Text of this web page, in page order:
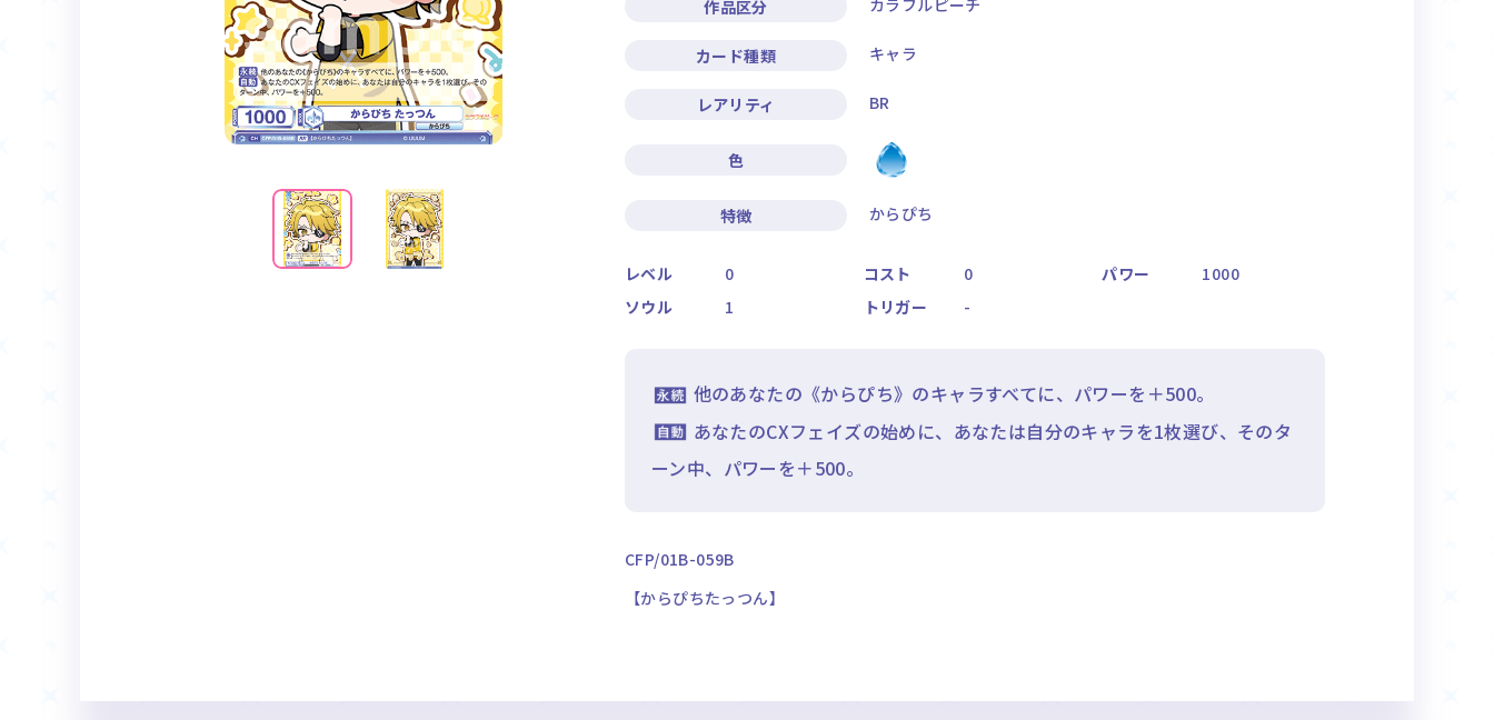
作品区分 カラフルピーチ
カード種類 キャラ
レアリティ BR
色
特徴 からぴち
レベル 0 コスト 0 パワー
1000
ソウル
1 トリガー -
他のあなたの《からぴち》のキャラすべてに、パワーを＋500。
あなたのCXフェイズの始めに、あなたは自分のキャラを1枚選び、そのタ
ーン中、パワーを＋500。
CFP/01B-059B
【からぴちたっつん】